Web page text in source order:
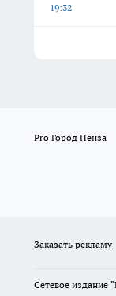
19:32
Pro Город Пенза
Заказать рекламу
Сетевое издание